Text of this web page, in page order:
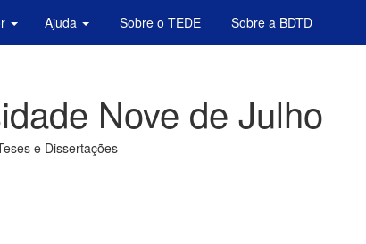
Ajuda Sobre o TEDE Sobre a BDTD
Nove de Julho
e Dissertações